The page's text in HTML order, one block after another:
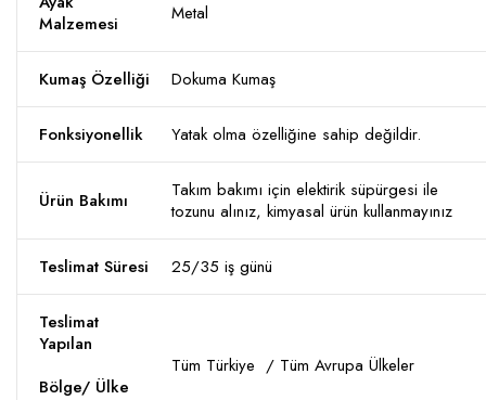
Malzemesi
Metal
Kumaş Özelliği Dokuma Kumaş
Fonksiyonellik Yatak olma özelliğine sahip değildir.
Ürün Bakımı
Takım bakımı için elektirik süpürgesi ile
tozunu alınız, kimyasal ürün kullanmayınız
Teslimat Süresi 25/35 iş günü
Teslimat
Yapılan
Bölge/ Ülke
Tüm Türkiye / Tüm Avrupa Ülkeler